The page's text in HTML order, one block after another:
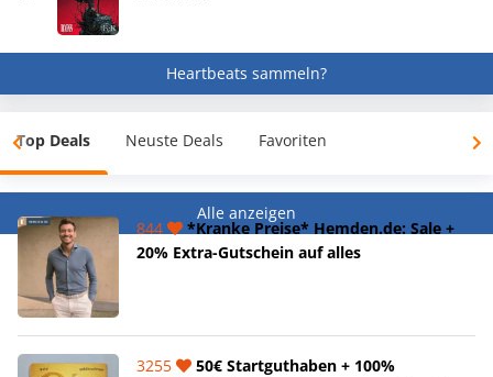
Heartbeats sammeln?
Top Deals Neuste Deals Favoriten
Alle anzeigen
844
*Kranke Preise* Hemden.de: Sale +
20% Extra-Gutschein auf alles
3255
50€ Startguthaben + 100%